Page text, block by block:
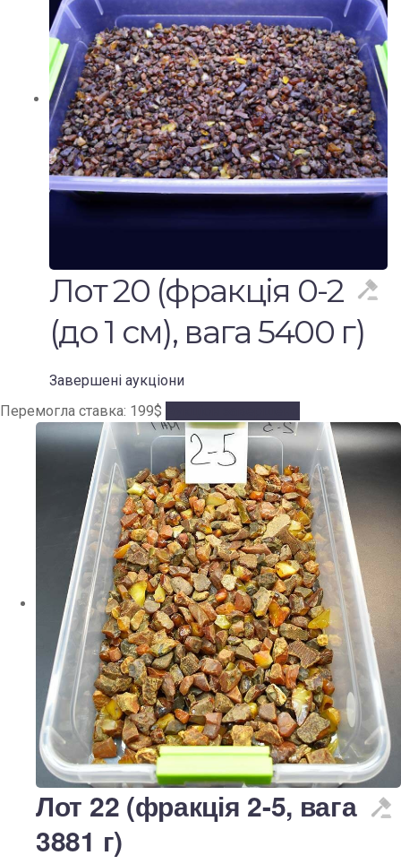
Лот 20 (фракція 0-2
(до 1 см), вага 5400 г)
Завершені аукціони
Перемогла ставка: 199$
Лот 22 (фракція 2-5, вага
3881 г)